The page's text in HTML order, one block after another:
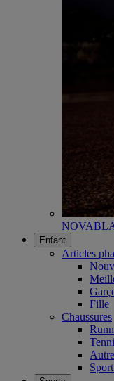
Enfant
Articles
Fille
Chaussures